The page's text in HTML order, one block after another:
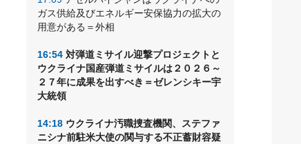
ガス供給及びエネルギー安保協力の拡大の
用意がある＝外相
16:54 対弾道ミサイル迎撃プロジェクトと
ウクライナ国産弾道ミサイルは２０２６～
２７年に成果を出すべき＝ゼレンシキー宇
大統領
14:18 ウクライナ汚職捜査機関、ステファ
ニシナ前駐米大使の関与する不正蓄財容疑